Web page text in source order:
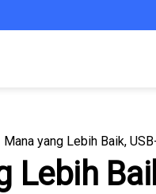
Mana yang Lebih Baik,
Lebih